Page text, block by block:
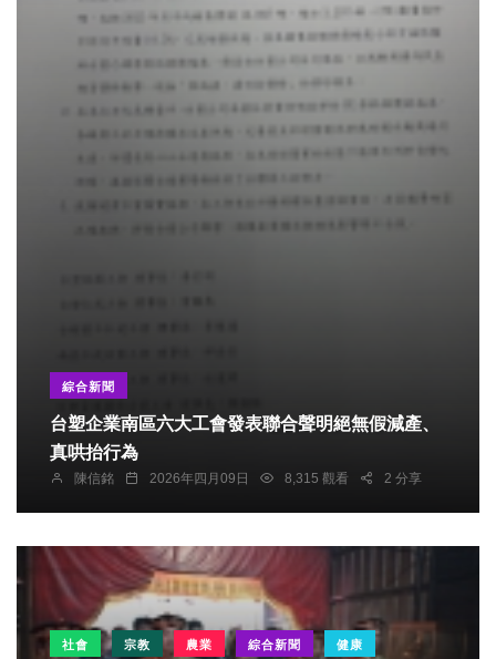
綜合新聞
台塑企業南區六大工會發表聯合聲明絕無假減產、
真哄抬行為
陳信銘 2026年四月09日 8,315 觀看 2 分享
社會 宗教 農業 綜合新聞 健康